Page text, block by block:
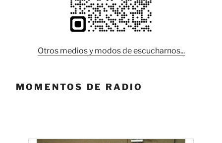
Otros medios y modos de escucharnos...
MOMENTOS DE RADIO